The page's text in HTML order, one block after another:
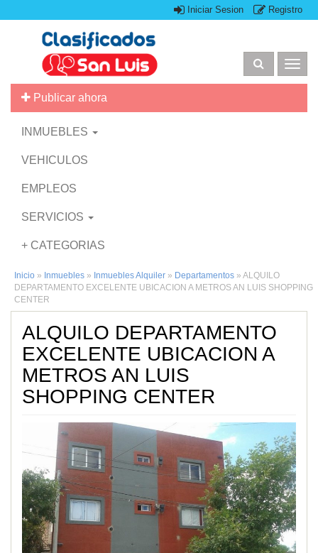
Iniciar Sesion Registro
Publicar ahora
INMUEBLES
VEHICULOS
EMPLEOS
SERVICIOS
+ CATEGORIAS
Inicio » Inmuebles » Inmuebles Alquiler » Departamentos » ALQUILO
DEPARTAMENTO EXCELENTE UBICACION A METROS AN LUIS SHOPPING
CENTER
ALQUILO DEPARTAMENTO
EXCELENTE UBICACION A
METROS AN LUIS
SHOPPING CENTER